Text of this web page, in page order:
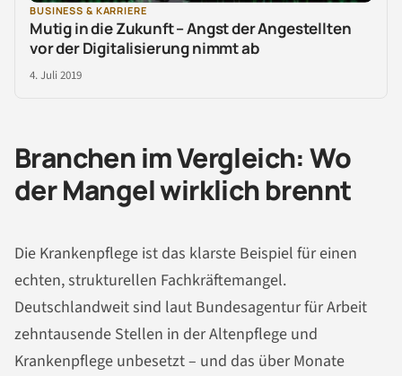
BUSINESS & KARRIERE
Mutig in die Zukunft – Angst der Angestellten
vor der Digitalisierung nimmt ab
4. Juli 2019
Branchen im Vergleich: Wo
der Mangel wirklich brennt
Die Krankenpflege ist das klarste Beispiel für einen
echten, strukturellen Fachkräftemangel.
Deutschlandweit sind laut Bundesagentur für Arbeit
zehntausende Stellen in der Altenpflege und
Krankenpflege unbesetzt – und das über Monate